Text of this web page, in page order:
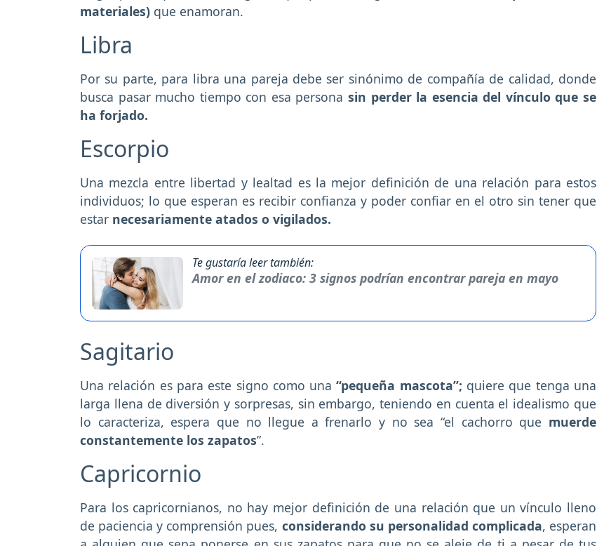
materiales) que enamoran.
Libra
Por su parte, para libra una pareja debe ser sinónimo de compañía de calidad, donde
busca pasar mucho tiempo con esa persona sin perder la esencia del vínculo que se
ha forjado.
Escorpio
Una mezcla entre libertad y lealtad es la mejor definición de una relación para estos
individuos; lo que esperan es recibir confianza y poder confiar en el otro sin tener que
estar necesariamente atados o vigilados.
Te gustaría leer también:
Amor en el zodiaco: 3 signos podrían encontrar pareja en mayo
Sagitario
Una relación es para este signo como una“pequeña mascota”; quiere que tenga una
larga llena de diversión y sorpresas, sin embargo, teniendo en cuenta el idealismo que
lo caracteriza, espera que no llegue a frenarlo y no sea “el cachorro que muerde
constantemente los zapatos”.
Capricornio
Para los capricornianos, no hay mejor definición de una relación que un vínculo lleno
de paciencia y comprensión pues, considerando su personalidad complicada, esperan